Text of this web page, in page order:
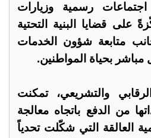
رسمية وزيارات
على قضايا البنية التحتية
متابعة شؤون الخدمات
مباشر بحياة المواطنين.
والتشريعي، تمكنت
من الدفع باتجاه معالجة
العالقة التي شكّلت تحدياً